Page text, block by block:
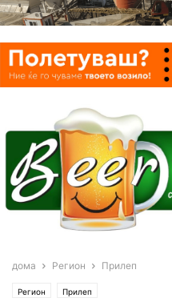
дома Регион Прилеп
Регион Прилеп